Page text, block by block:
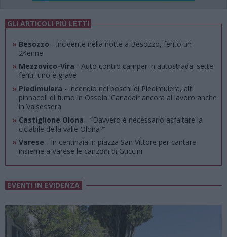
GLI ARTICOLI PIÙ LETTI
» Besozzo - Incidente nella notte a Besozzo, ferito un
24enne
» Mezzovico-Vira - Auto contro camper in autostrada: sette
feriti, uno è grave
» Piedimulera - Incendio nei boschi di Piedimulera, alti
pinnacoli di fumo in Ossola. Canadair ancora al lavoro anche
in Valsessera
» Castiglione Olona - “Davvero è necessario asfaltare la
ciclabile della valle Olona?”
» Varese - In centinaia in piazza San Vittore per cantare
insieme a Varese le canzoni di Guccini
EVENTI IN EVIDENZA